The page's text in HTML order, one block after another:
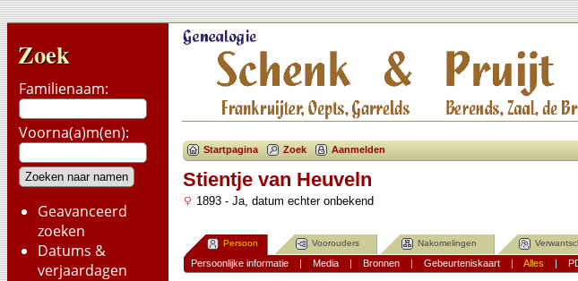
Zoek
Familienaam:
Voorna(a)m(en):
Geavanceerd
zoeken
Datums &
verjaardagen
Startpagina Zoek Aanmelden
Stientje van Heuveln
1893 - Ja, datum echter onbekend
Persoon Voorouders Nakomelingen
Persoonlijke informatie| Media| Bronnen| Gebeurteniskaart| Alles